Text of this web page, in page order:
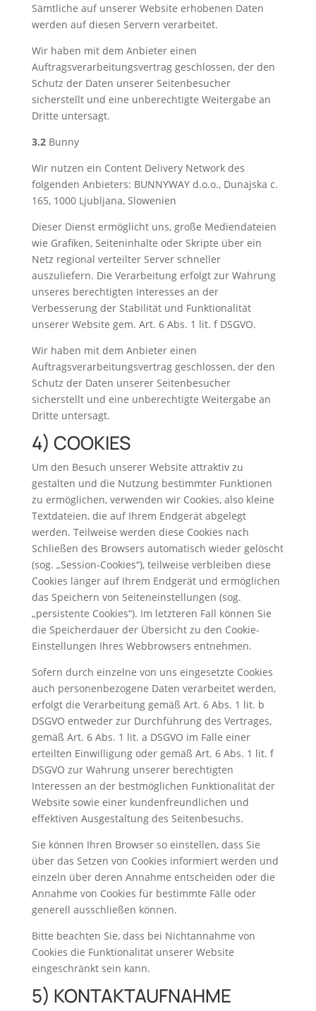
Sämtliche auf unserer Website erhobenen Daten
werden auf diesen Servern verarbeitet.
Wir haben mit dem Anbieter einen
Auftragsverarbeitungsvertrag geschlossen, der den
Schutz der Daten unserer Seitenbesucher
sicherstellt und eine unberechtigte Weitergabe an
Dritte untersagt.
3.2Bunny
Wir nutzen ein Content Delivery Network des
folgenden Anbieters: BUNNYWAY d.o.o., Dunajska c.
165, 1000 Ljubljana, Slowenien
Dieser Dienst ermöglicht uns, große Mediendateien
wie Grafiken, Seiteninhalte oder Skripte über ein
Netz regional verteilter Server schneller
auszuliefern. Die Verarbeitung erfolgt zur Wahrung
unseres berechtigten Interesses an der
Verbesserung der Stabilität und Funktionalität
unserer Website gem. Art. 6 Abs. 1 lit. f DSGVO.
Wir haben mit dem Anbieter einen
Auftragsverarbeitungsvertrag geschlossen, der den
Schutz der Daten unserer Seitenbesucher
sicherstellt und eine unberechtigte Weitergabe an
Dritte untersagt.
4) COOKIES
Um den Besuch unserer Website attraktiv zu
gestalten und die Nutzung bestimmter Funktionen
zu ermöglichen, verwenden wir Cookies, also kleine
Textdateien, die auf Ihrem Endgerät abgelegt
werden. Teilweise werden diese Cookies nach
Schließen des Browsers automatisch wieder gelöscht
(sog. „Session-Cookies“), teilweise verbleiben diese
Cookies länger auf Ihrem Endgerät und ermöglichen
das Speichern von Seiteneinstellungen (sog.
„persistente Cookies“). Im letzteren Fall können Sie
die Speicherdauer der Übersicht zu den Cookie-
Einstellungen Ihres Webbrowsers entnehmen.
Sofern durch einzelne von uns eingesetzte Cookies
auch personenbezogene Daten verarbeitet werden,
erfolgt die Verarbeitung gemäß Art. 6 Abs. 1 lit. b
DSGVO entweder zur Durchführung des Vertrages,
gemäß Art. 6 Abs. 1 lit. a DSGVO im Falle einer
erteilten Einwilligung oder gemäß Art. 6 Abs. 1 lit. f
DSGVO zur Wahrung unserer berechtigten
Interessen an der bestmöglichen Funktionalität der
Website sowie einer kundenfreundlichen und
effektiven Ausgestaltung des Seitenbesuchs.
Sie können Ihren Browser so einstellen, dass Sie
über das Setzen von Cookies informiert werden und
einzeln über deren Annahme entscheiden oder die
Annahme von Cookies für bestimmte Fälle oder
generell ausschließen können.
Bitte beachten Sie, dass bei Nichtannahme von
Cookies die Funktionalität unserer Website
eingeschränkt sein kann.
5) KONTAKTAUFNAHME